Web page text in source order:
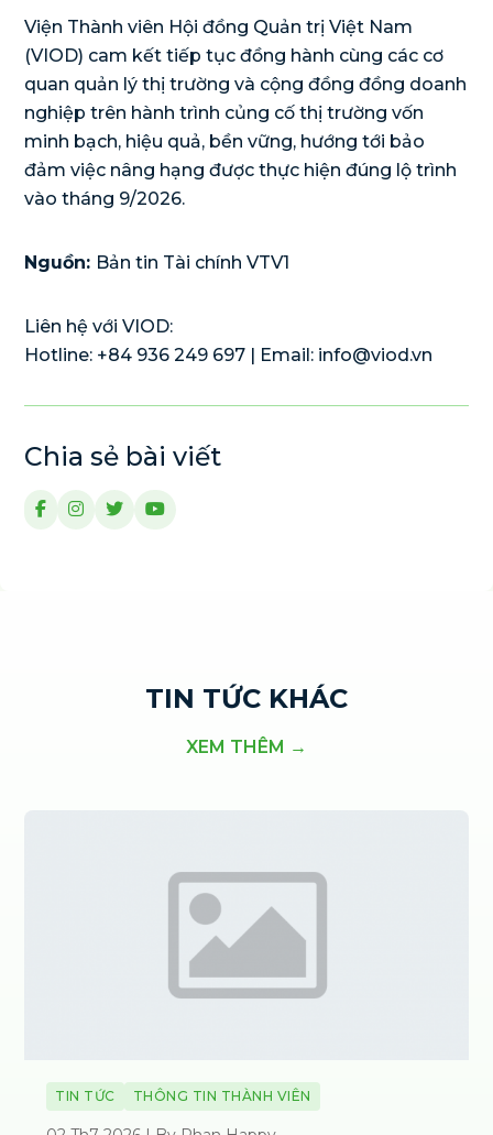
Viện Thành viên Hội đồng Quản trị Việt Nam
(VIOD) cam kết tiếp tục đồng hành cùng các cơ
quan quản lý thị trường và cộng đồng đồng doanh
nghiệp trên hành trình củng cố thị trường vốn
minh bạch, hiệu quả, bền vững, hướng tới bảo
đảm việc nâng hạng được thực hiện đúng lộ trình
vào tháng 9/2026.
Nguồn: Bản tin Tài chính VTV1
Liên hệ với VIOD:
Hotline: +84 936 249 697 | Email: info@viod.vn
Chia sẻ bài viết
TIN TỨC KHÁC
XEM THÊM →
TIN TỨC THÔNG TIN THÀNH VIÊN